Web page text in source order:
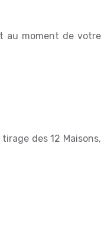
au moment de votre
des 12 Maisons,